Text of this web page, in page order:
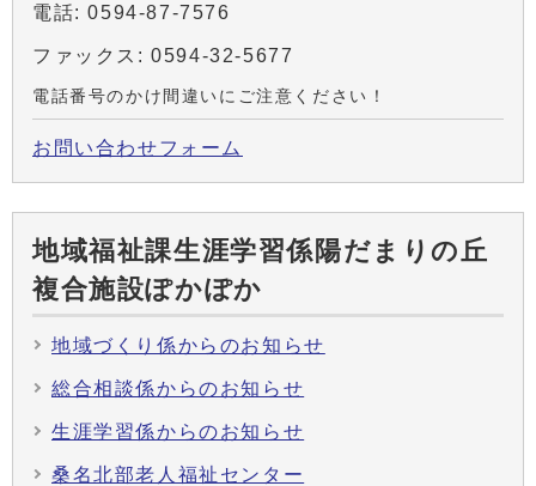
電話: 0594-87-7576
ファックス: 0594-32-5677
電話番号のかけ間違いにご注意ください！
お問い合わせフォーム
地域福祉課生涯学習係陽だまりの丘
複合施設ぽかぽか
地域づくり係からのお知らせ
総合相談係からのお知らせ
生涯学習係からのお知らせ
桑名北部老人福祉センター